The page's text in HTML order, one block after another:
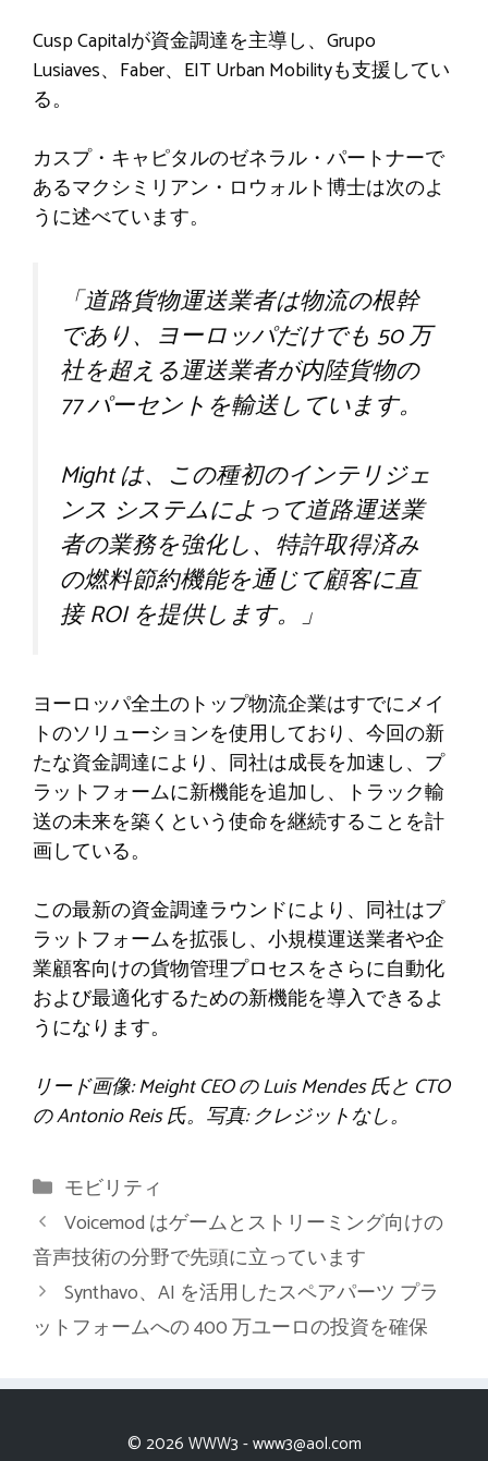
Cusp Capitalが資金調達を主導し、Grupo
Lusiaves、Faber、EIT Urban Mobilityも支援してい
る。
カスプ・キャピタルのゼネラル・パートナーで
あるマクシミリアン・ロウォルト博士は次のよ
うに述べています。
「道路貨物運送業者は物流の根幹
であり、ヨーロッパだけでも 50 万
社を超える運送業者が内陸貨物の
77 パーセントを輸送しています。
Might は、この種初のインテリジェ
ンス システムによって道路運送業
者の業務を強化し、特許取得済み
の燃料節約機能を通じて顧客に直
接 ROI を提供します。」
ヨーロッパ全土のトップ物流企業はすでにメイ
トのソリューションを使用しており、今回の新
たな資金調達により、同社は成長を加速し、プ
ラットフォームに新機能を追加し、トラック輸
送の未来を築くという使命を継続することを計
画している。
この最新の資金調達ラウンドにより、同社はプ
ラットフォームを拡張し、小規模運送業者や企
業顧客向けの貨物管理プロセスをさらに自動化
および最適化するための新機能を導入できるよ
うになります。
リード画像: Meight CEO の Luis Mendes 氏と CTO
の Antonio Reis 氏。写真: クレジットなし。
カ
テ
ゴ
リ
ー
モビリティ
Voicemod はゲームとストリーミング向けの
音声技術の分野で先頭に立っています
Synthavo、AI を活用したスペアパーツ プラ
ットフォームへの 400 万ユーロの投資を確保
© 2026 WWW3 -www3@aol.com